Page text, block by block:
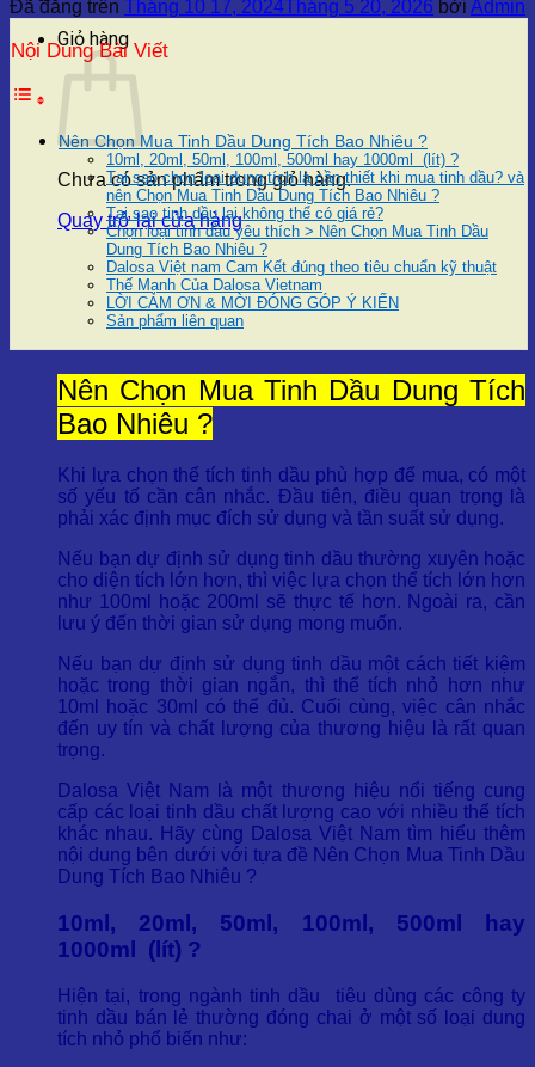
Giỏ hàng
Chưa có sản phẩm trong giỏ hàng.
Quay trở lại cửa hàng
Đã đăng trên Tháng 10 17, 2024Tháng 5 20, 2026 bởi Admin
Nội Dung Bài Viết
Nên Chọn Mua Tinh Dầu Dung Tích Bao Nhiêu ?
10ml, 20ml, 50ml, 100ml, 500ml hay 1000ml (lít) ?
Tại sao chọn loại dung tích là cần thiết khi mua tinh dầu? và
nên Chọn Mua Tinh Dầu Dung Tích Bao Nhiêu ?
Tại sao tinh dầu lại không thể có giá rẻ?
Chọn loại tinh dầu yêu thích > Nên Chọn Mua Tinh Dầu
Dung Tích Bao Nhiêu ?
Dalosa Việt nam Cam Kết đúng theo tiêu chuẩn kỹ thuật
Thế Mạnh Của Dalosa Vietnam
LỜI CẢM ƠN & MỜI ĐÓNG GÓP Ý KIẾN
Sản phẩm liên quan
Nên Chọn Mua Tinh Dầu Dung Tích
Bao Nhiêu ?
Khi lựa chọn thể tích tinh dầu phù hợp để mua, có một
số yếu tố cần cân nhắc. Đầu tiên, điều quan trọng là
phải xác định mục đích sử dụng và tần suất sử dụng.
Nếu bạn dự định sử dụng tinh dầu thường xuyên hoặc
cho diện tích lớn hơn, thì việc lựa chọn thể tích lớn hơn
như 100ml hoặc 200ml sẽ thực tế hơn. Ngoài ra, cần
lưu ý đến thời gian sử dụng mong muốn.
Nếu bạn dự định sử dụng tinh dầu một cách tiết kiệm
hoặc trong thời gian ngắn, thì thể tích nhỏ hơn như
10ml hoặc 30ml có thể đủ. Cuối cùng, việc cân nhắc
đến uy tín và chất lượng của thương hiệu là rất quan
trọng.
Dalosa Việt Nam là một thương hiệu nổi tiếng cung
cấp các loại tinh dầu chất lượng cao với nhiều thể tích
khác nhau. Hãy cùng Dalosa Việt Nam tìm hiểu thêm
nội dung bên dưới với tựa đề Nên Chọn Mua Tinh Dầu
Dung Tích Bao Nhiêu ?
10ml, 20ml, 50ml, 100ml, 500ml hay
1000ml (lít) ?
Hiện tại, trong ngành tinh dầu tiêu dùng các công ty
tinh dầu bán lẻ thường đóng chai ở một số loại dung
tích nhỏ phổ biến như: